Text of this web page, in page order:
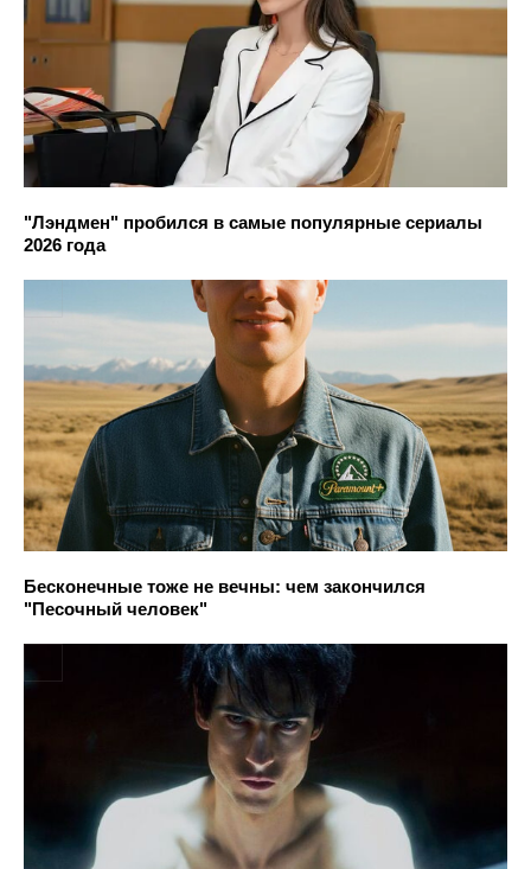
"Лэндмен" пробился в самые популярные сериалы
2026 года
Бесконечные тоже не вечны: чем закончился
"Песочный человек"